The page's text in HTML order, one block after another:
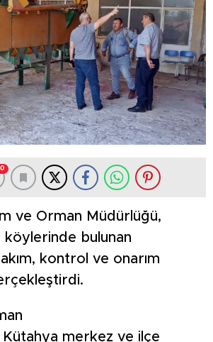
0
ve Orman Müdürlüğü,
bulunan
kontrol ve onarım
Kütahya merkez ve ilçe